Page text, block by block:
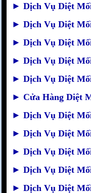
► Dịch Vụ Diệt
► Dịch Vụ Diệt
► Dịch Vụ Diệt
► Dịch Vụ Diệt
► Dịch Vụ Diệt
► Cửa Hàng Diệt
► Dịch Vụ Diệt
► Dịch Vụ Diệt
► Dịch Vụ Diệt
► Dịch Vụ Diệt
► Dịch Vụ Diệt